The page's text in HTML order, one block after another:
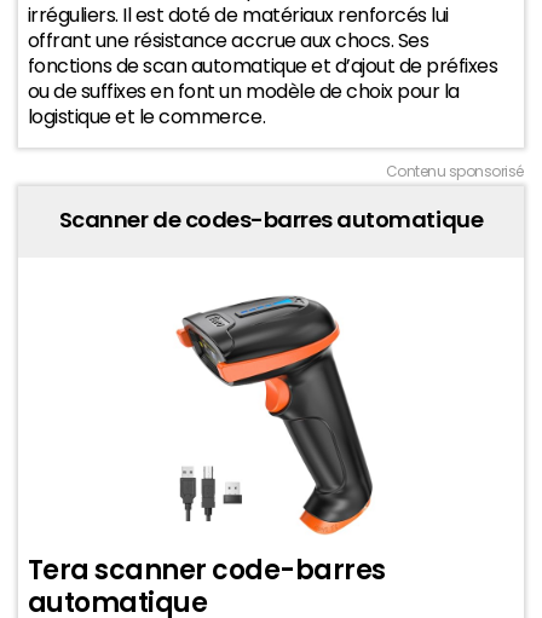
2025 2026
50
irréguliers. Il est doté de matériaux renforcés lui
offrant une résistance accrue aux chocs. Ses
fonctions de scan automatique et d’ajout de préfixes
ou de suffixes en font un modèle de choix pour la
logistique et le commerce.
Contenu sponsorisé
Scanner de codes-barres automatique
Tera scanner code-barres
automatique